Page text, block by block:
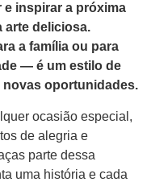
e inspirar a próxima
arte deliciosa.
a família ou para
— é um estilo de
oportunidades.
ocasião especial,
de alegria e
parte dessa
uma história e cada